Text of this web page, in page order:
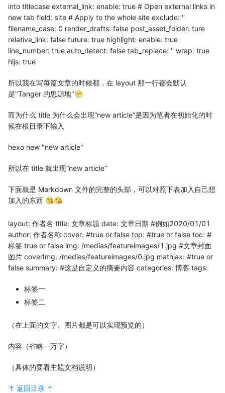
into titlecase external_link: enable: true # Open external links in
new tab field: site # Apply to the whole site exclude: ''
filename_case: 0 render_drafts: false post_asset_folder: ture
relative_link: false future: true highlight: enable: true
line_number: true auto_detect: false tab_replace: '' wrap: true
hljs: true
所以我在写每篇文章的时候都，在 layout 那一行都会默认
是"Tanger 的思源地"😁
而为什么 title 为什么会出现“new article”是因为笔者在初始化的时
候在根目录下输入
hexo new "new article"
所以在 title 就出现“new article”
下面就是 Markdown 文件的完整的头部，可以对照下表加入自己想
加入的东西 😘😘
layout: 作者名 title: 文章标题 date: 文章日期 #例如2020/01/01
author: 作者名称 cover: #true or false top: #true or false toc: #
标签 true or false img: /medias/featureimages/1.jpg #文章封面
图片 coverImg: /medias/featureimages/0.jpg mathjax: #true or
false summary: #这是自定义的摘要内容 categories: 博客 tags:
标签一
标签二
（在上面的文字、图片都是可以实现预览的）
内容（省略一万字）
（具体的要看主题文档说明）
↑ 返回目录 ↑